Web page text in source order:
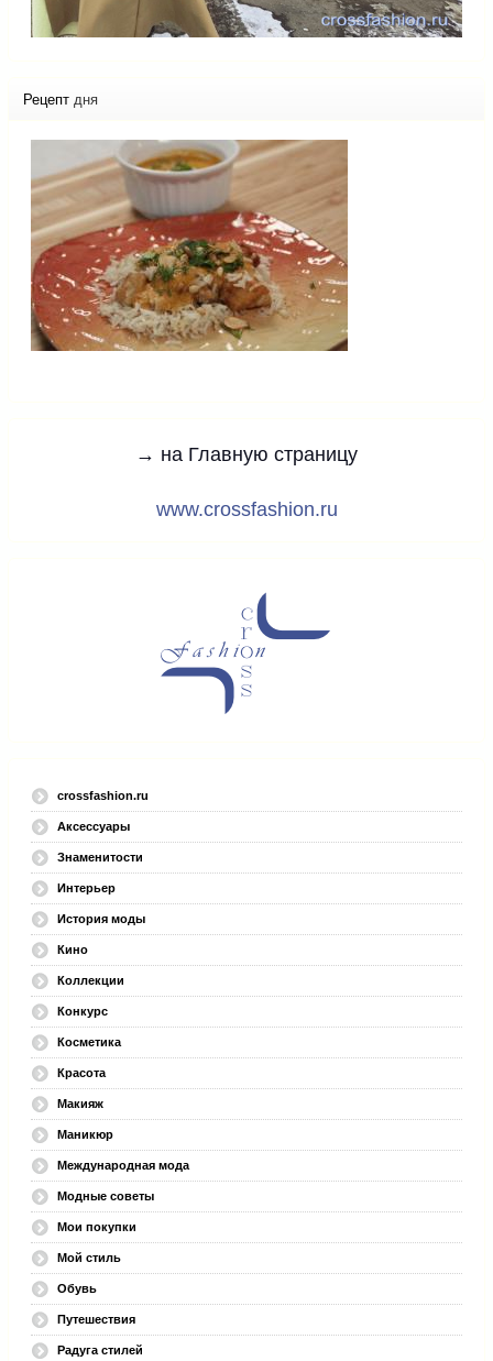
Рецепт дня
→ на Главную страницу
www.crossfashion.ru
crossfashion.ru
Аксессуары
Знаменитости
Интерьер
История моды
Кино
Коллекции
Конкурс
Косметика
Красота
Макияж
Маникюр
Международная мода
Модные советы
Мои покупки
Мой стиль
Обувь
Путешествия
Радуга стилей